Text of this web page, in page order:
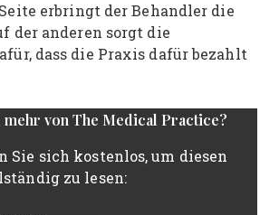
erbringt der Behandler die
der anderen sorgt die
dass die Praxis dafür bezahlt
mehr von The Medical Practice?
Sie sich kostenlos, um diesen
zu lesen: